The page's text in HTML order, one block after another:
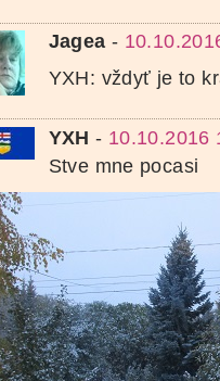
Jagea -
YXH: vždyť je to
YXH - 10.10.2016
Stve mne pocasi